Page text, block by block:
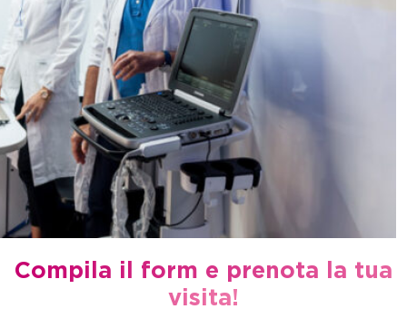
Compila il form e prenota la tua
visita!